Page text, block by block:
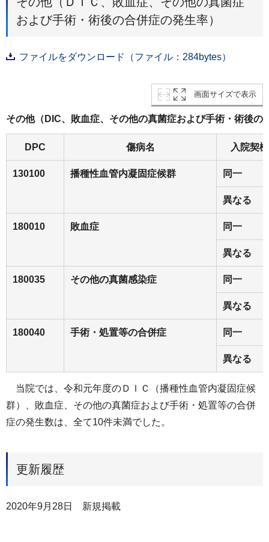
および手術・術後の合併症の発生率）
ファイルをダウンロード（ファイル：284bytes）
画面サイズで表示
その他（DIC、敗血症、その他の真菌症および手術・術後の
DPC 傷病名 入院契機
130100 播種性血管内凝固症候群 同一
異なる
180010 敗血症 同一
異なる
180035 その他の真菌感染症 同一
異なる
180040 手術・処置等の合併症 同一
異なる
当院では、令和元年度のＤＩＣ（播種性⾎管内凝固症候
群）、敗血症、その他の真菌症および⼿術・処置等の合併
症の発⽣数は、全て10件未満でした。
更新履歴
2020年9月28日 新規掲載